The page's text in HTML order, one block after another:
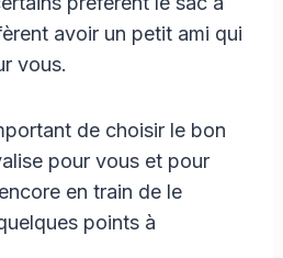
avoir un petit ami qui
vous.
de choisir le bon
pour vous et pour
en train de le
points à